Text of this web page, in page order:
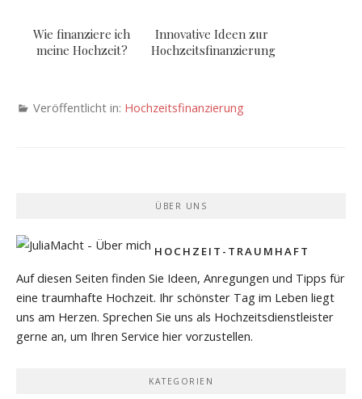
Wie finanziere ich
meine Hochzeit?
Innovative Ideen zur
Hochzeitsfinanzierung
Veröffentlicht in: Hochzeitsfinanzierung
ÜBER UNS
HOCHZEIT-TRAUMHAFT
Auf diesen Seiten finden Sie Ideen, Anregungen und Tipps für
eine traumhafte Hochzeit. Ihr schönster Tag im Leben liegt
uns am Herzen. Sprechen Sie uns als Hochzeitsdienstleister
gerne an, um Ihren Service hier vorzustellen.
KATEGORIEN